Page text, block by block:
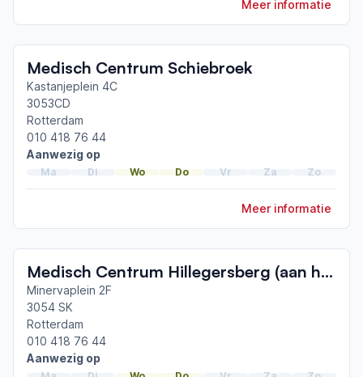
Meer informatie
Medisch Centrum Schiebroek
Kastanjeplein 4C
3053CD
Rotterdam
010 418 76 44
Aanwezig op
Ma Di Wo Do Vr Za Zo
Meer informatie
Medisch Centrum Hillegersberg (aan huis behandeling)
Minervaplein 2F
3054 SK
Rotterdam
010 418 76 44
Aanwezig op